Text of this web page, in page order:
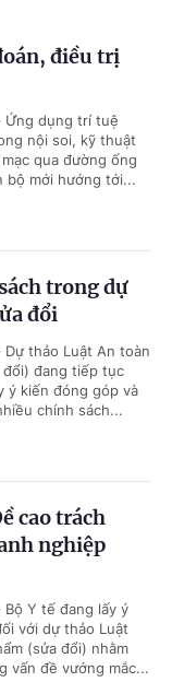
điều trị
Ứng dụng trí tuệ
nội soi, kỹ thuật
qua đường ống
bộ mới hướng tới...
trong dự
đổi
thảo Luật An toàn
đang tiếp tục
ý kiến đóng góp và
chính sách...
cao trách
nghiệp
Y tế đang lấy ý
với dự thảo Luật
(sửa đổi) nhằm
vấn đề vướng mắc...